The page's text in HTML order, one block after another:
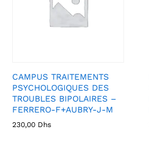
CAMPUS TRAITEMENTS
PSYCHOLOGIQUES DES
TROUBLES BIPOLAIRES –
FERRERO-F+AUBRY-J-M
230,00 Dhs